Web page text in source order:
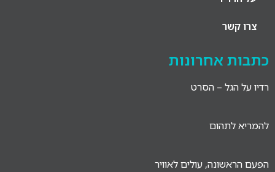
צרו קשר
כתבות אחרונות
רדיו על הגל – הסרט
להמריא לתהום
הפעם הראשונה, עולים לאוויר